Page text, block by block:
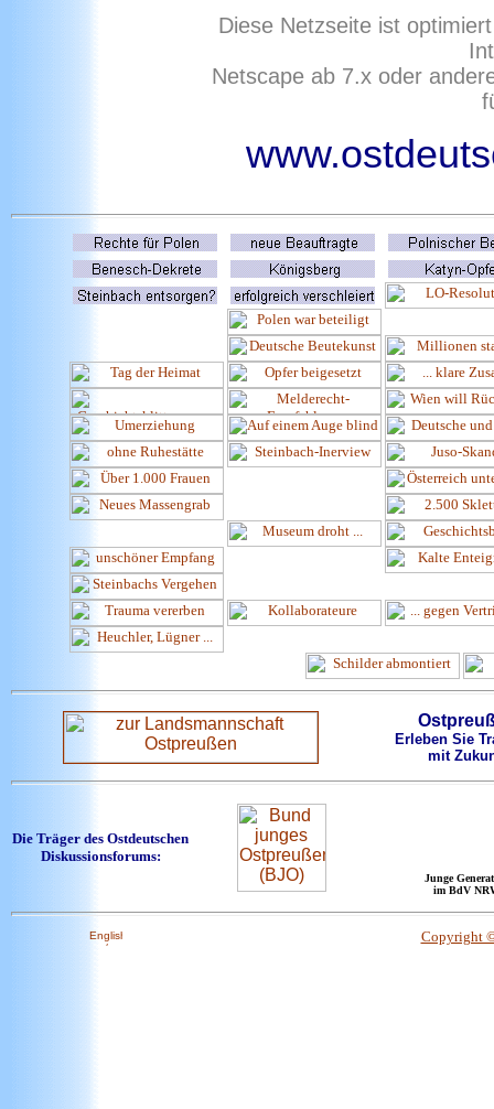
Diese Netzseite ist
Netscape ab 7.x oder
Erleben Sie
mit
Die Träger des Ostdeutschen
Diskussionsforums:
Junge
im BdV
Copyright